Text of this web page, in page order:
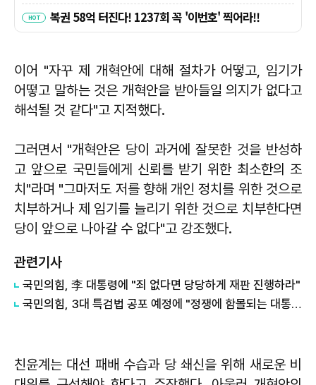
이어 "자꾸 제 개혁안에 대해 절차가 어떻고, 임기가
어떻고 말하는 것은 개혁안을 받아들일 의지가 없다고
해석될 것 같다"고 지적했다.
그러면서 "개혁안은 당이 과거에 잘못한 것을 반성하
고 앞으로 국민들에게 신뢰를 받기 위한 최소한의 조
치"라며 "그마저도 저를 향해 개인 정치를 위한 것으로
치부하거나 제 임기를 늘리기 위한 것으로 치부한다면
당이 앞으로 나아갈 수 없다"고 강조했다.
관련기사
국민의힘, 李 대통령에 "죄 없다면 당당하게 재판 진행하라"
국민의힘, 3대 특검법 공포 예정에 "정쟁에 함몰되는 대통령 성공하기 어려워"
친윤계는 대선 패배 수습과 당 쇄신을 위해 새로운 비